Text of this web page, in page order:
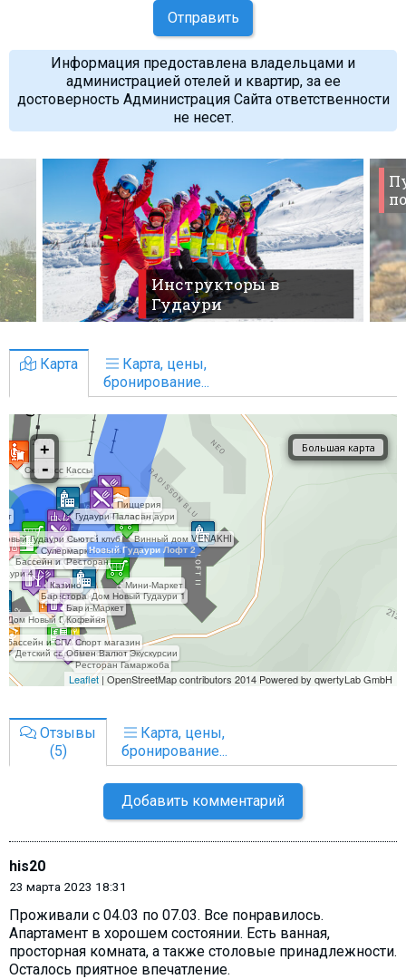
Отправить
Информация предоставлена владельцами и
администрацией отелей и квартир, за ее
достоверность Администрация Сайта ответственности
не несет.
Инструкторы в
Гудаури
Карта
Карта, цены,
бронирование...
Отзывы
(5)
Карта, цены,
бронирование...
Добавить комментарий
his20
23 марта 2023 18:31
Проживали с 04.03 по 07.03. Все понравилось.
Апартамент в хорошем состоянии. Есть ванная,
просторная комната, а также столовые принадлежности.
Осталось приятное впечатление.